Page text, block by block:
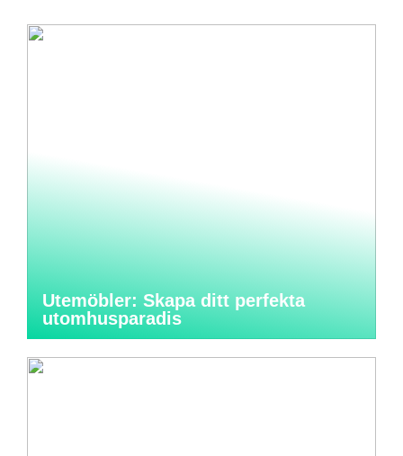
Utemöbler: Skapa ditt perfekta
utomhusparadis